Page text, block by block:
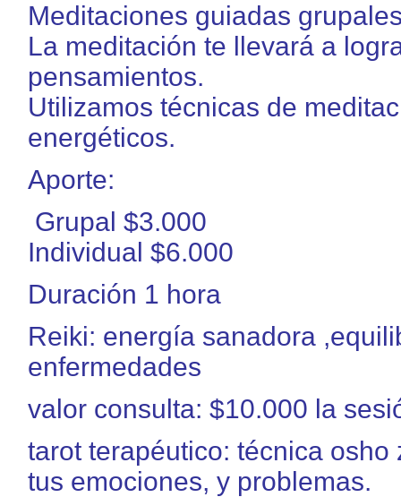
Meditaciones guiadas
La meditación te llevará a
pensamientos.
Utilizamos técnicas de
energéticos.
Aporte:
Grupal $3.000
Individual $6.000
Duración 1 hora
Reiki: energía sanadora
enfermedades
valor consulta: $10.000 la
tarot terapéutico: técnica
tus emociones, y problemas.